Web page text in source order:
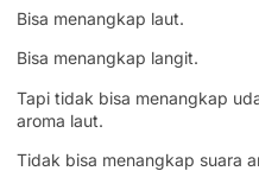
Bisa menangkap laut.
Bisa menangkap langit.
Tapi tidak bisa menangkap
aroma laut.
Tidak bisa menangkap suara